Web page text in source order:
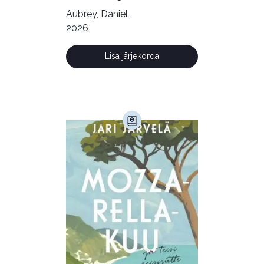
Krimi ja põnevik (1285)
Kultuur ja teadus (45)
Kunst ja looming (86)
Laste- ja noortekirjandus (580)
Loodusteadus (32)
Maamajandus (24)
Majandus (34)
Perioodika (15)
Psühholoogia (185)
Rahandus (46)
Religioon (107)
Siseturvalisus (34)
Sport (52)
Aubrey, Daniel
2026
Lisa järjekorda